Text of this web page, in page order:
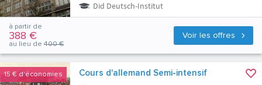
Did Deutsch-Institut
Voir les offres
à partir de
388 €
au lieu de 400 €
15 € d'économies Cours d'allemand Semi-intensif